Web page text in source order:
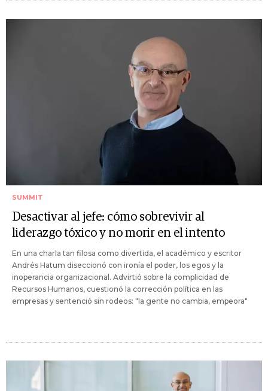
SUMMIT
Desactivar al jefe: cómo sobrevivir al
liderazgo tóxico y no morir en el intento
En una charla tan filosa como divertida, el académico y escritor
Andrés Hatum diseccionó con ironía el poder, los egos y la
inoperancia organizacional. Advirtió sobre la complicidad de
Recursos Humanos, cuestionó la corrección política en las
empresas y sentenció sin rodeos: "la gente no cambia, empeora"